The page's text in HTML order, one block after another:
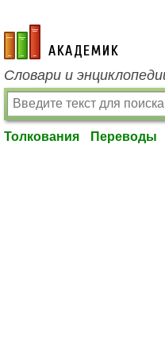
academic.ru
Словари и
Толкования Переводы